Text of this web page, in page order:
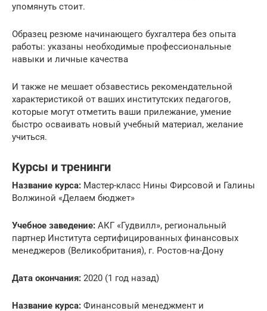
упомянуть стоит.
Образец резюме начинающего бухгалтера без опыта
работы: указаны необходимые профессиональные
навыки и личные качества
И также не мешает обзавестись рекомендательной
характеристикой от ваших институтских педагогов,
которые могут отметить ваши прилежание, умение
быстро осваивать новый учебный материал, желание
учиться.
Курсы и тренинги
Название курса: Мастер-класс Нины Фирсовой и Галины
Волжиной «Делаем бюджет»
Учебное заведение: АКГ «Гудвилл», региональный
партнер Института сертифицированных финансовых
менеджеров (Великобритания), г. Ростов-на-Дону
Дата окончания: 2020 (1 год назад)
Название курса: Финансовый менеджмент и